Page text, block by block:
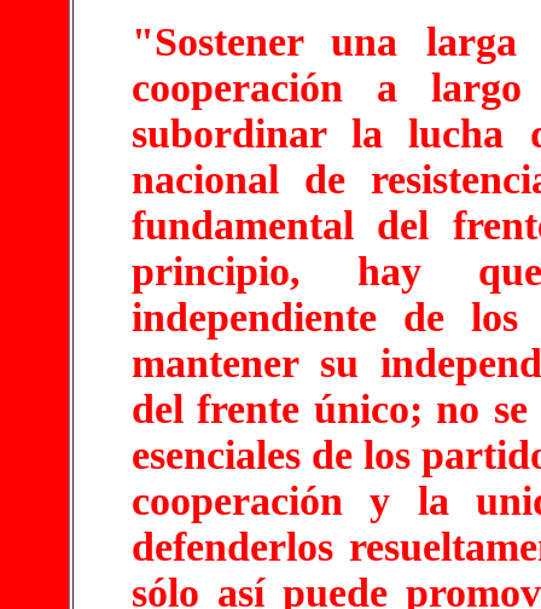
"Sostener una
cooperación a
subordinar la lucha
nacional de
fundamental del
principio, hay
independiente de
mantener su
del frente único; no
esenciales de los
cooperación y la
defenderlos
sólo así puede